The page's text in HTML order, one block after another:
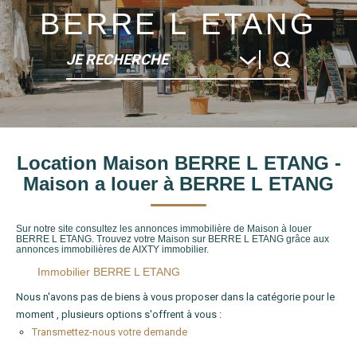
BERRE L ETANG
JE RECHERCHE
Type de bien
Localité
Location Maison BERRE L ETANG -
Maison a louer à BERRE L ETANG
Sur notre site consultez les annonces immobilière de Maison à louer
BERRE L ETANG. Trouvez votre Maison sur BERRE L ETANG grâce aux
annonces immobilières de AIXTY immobilier.
Immobilier BERRE L ETANG
Nous n'avons pas de biens à vous proposer dans la catégorie pour le
moment , plusieurs options s'offrent à vous :
Transmettez-nous votre demande